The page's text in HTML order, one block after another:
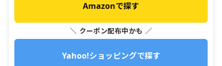
Amazonで探す
＼ クーポン配布中かも ／
Yahoo!ショッピングで探す